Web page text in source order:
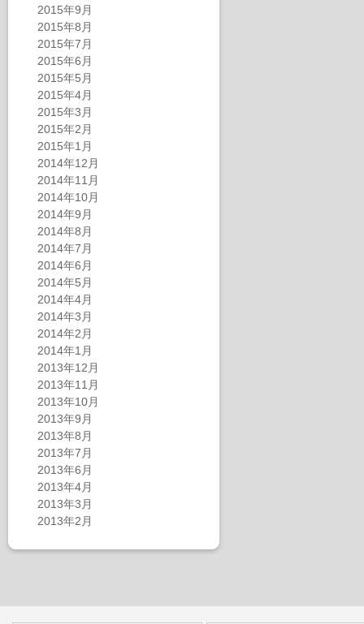
2015年9月
2015年8月
2015年7月
2015年6月
2015年5月
2015年4月
2015年3月
2015年2月
2015年1月
2014年12月
2014年11月
2014年10月
2014年9月
2014年8月
2014年7月
2014年6月
2014年5月
2014年4月
2014年3月
2014年2月
2014年1月
2013年12月
2013年11月
2013年10月
2013年9月
2013年8月
2013年7月
2013年6月
2013年4月
2013年3月
2013年2月